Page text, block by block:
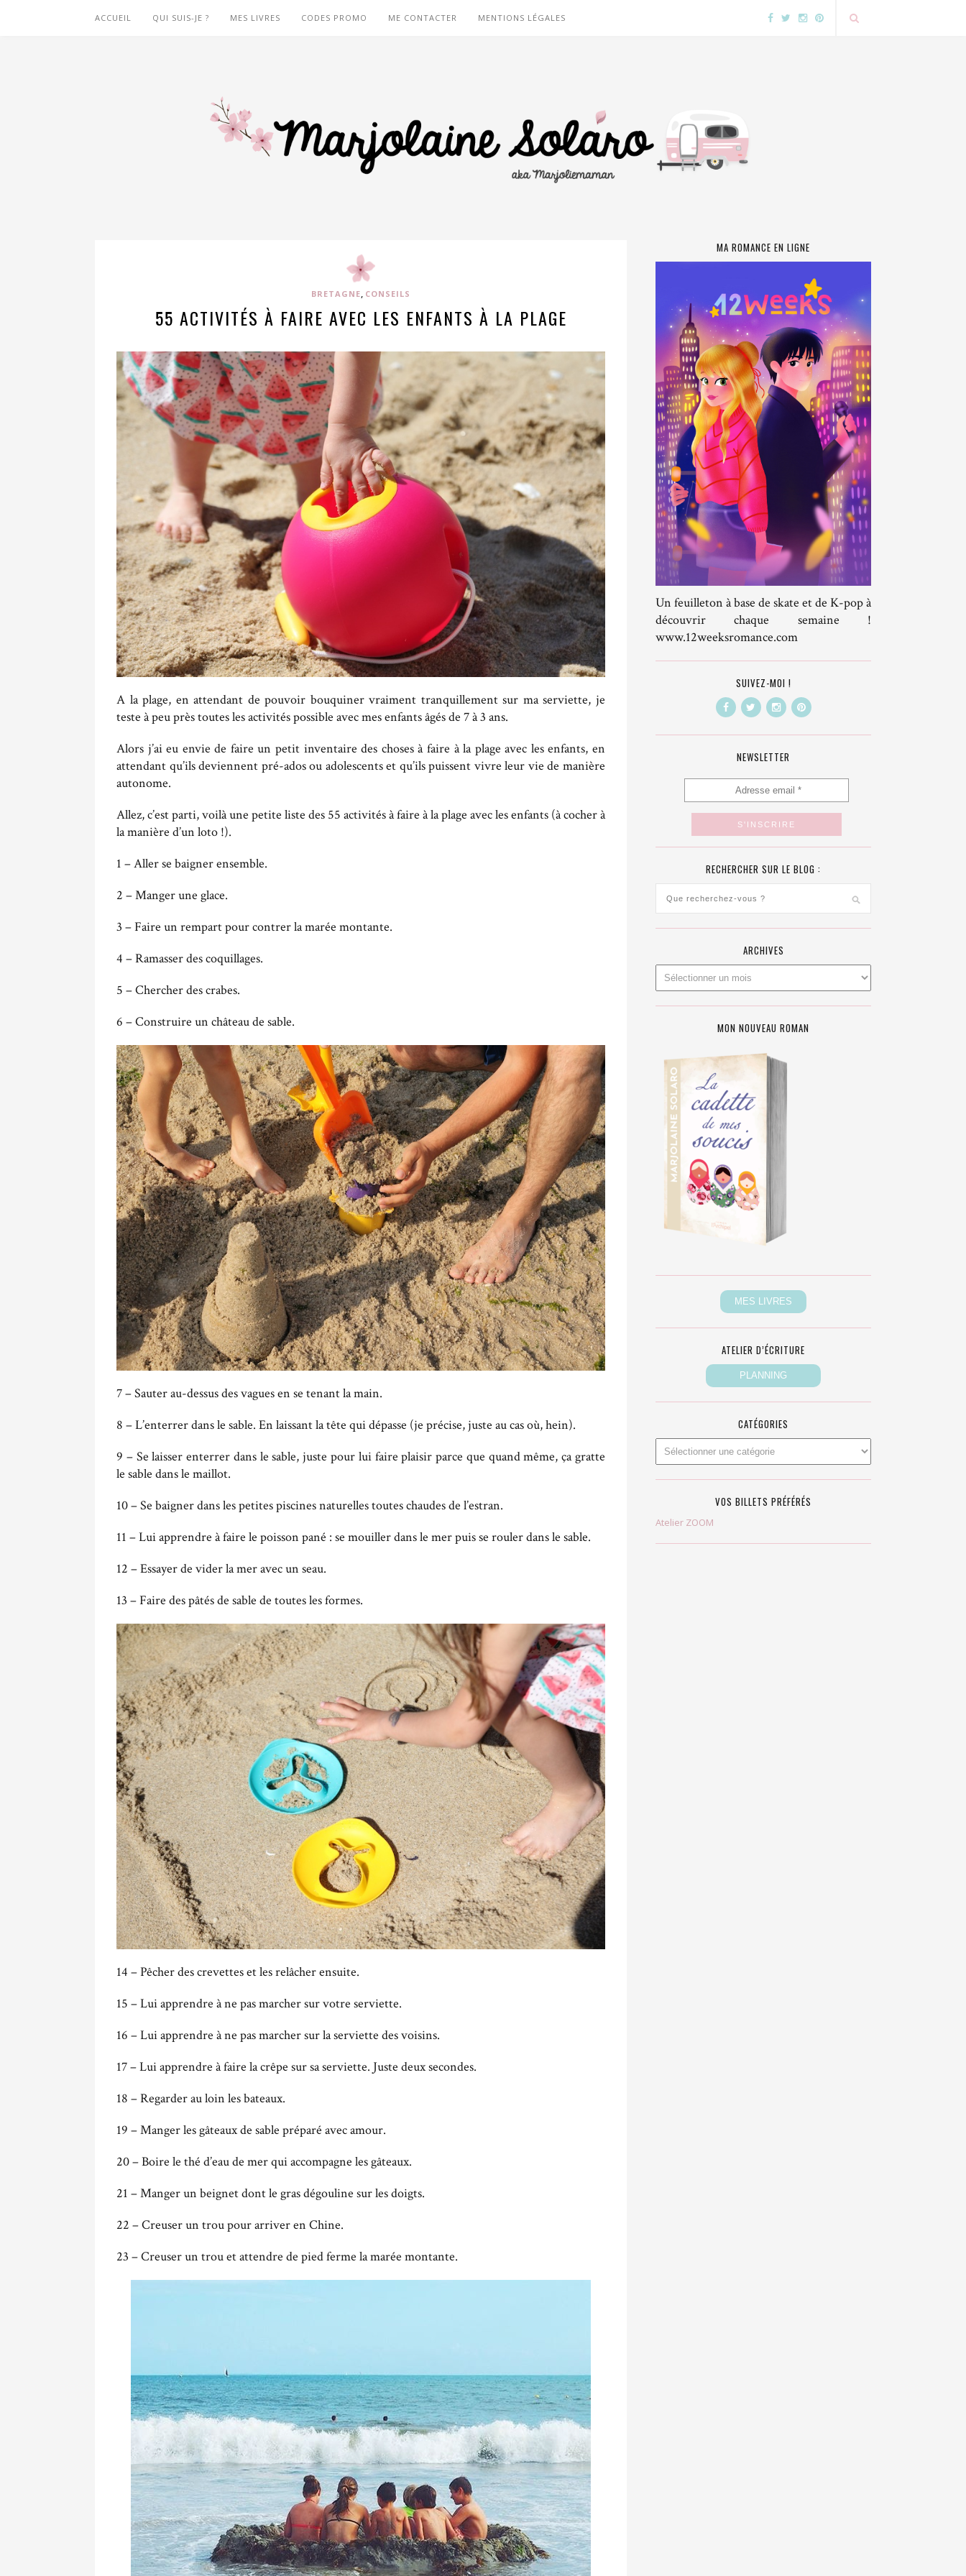
ACCUEIL QUI SUIS-JE ? MES LIVRES CODES PROMO ME CONTACTER MENTIONS LÉGALES
BRETAGNE, CONSEILS
55 ACTIVITÉS À FAIRE AVEC LES ENFANTS À LA PLAGE
A la plage, en attendant de pouvoir bouquiner vraiment tranquillement sur ma serviette, je
teste à peu près toutes les activités possible avec mes enfants âgés de 7 à 3 ans.
Alors j’ai eu envie de faire un petit inventaire des choses à faire à la plage avec les enfants, en
attendant qu’ils deviennent pré-ados ou adolescents et qu’ils puissent vivre leur vie de manière
autonome.
Allez, c’est parti, voilà une petite liste des 55 activités à faire à la plage avec les enfants (à cocher à
la manière d’un loto !).
1 – Aller se baigner ensemble.
2 – Manger une glace.
3 – Faire un rempart pour contrer la marée montante.
4 – Ramasser des coquillages.
5 – Chercher des crabes.
6 – Construire un château de sable.
7 – Sauter au-dessus des vagues en se tenant la main.
8 – L’enterrer dans le sable. En laissant la tête qui dépasse (je précise, juste au cas où, hein).
9 – Se laisser enterrer dans le sable, juste pour lui faire plaisir parce que quand même, ça gratte
le sable dans le maillot.
10 – Se baigner dans les petites piscines naturelles toutes chaudes de l’estran.
11 – Lui apprendre à faire le poisson pané : se mouiller dans le mer puis se rouler dans le sable.
12 – Essayer de vider la mer avec un seau.
13 – Faire des pâtés de sable de toutes les formes.
14 – Pêcher des crevettes et les relâcher ensuite.
15 – Lui apprendre à ne pas marcher sur votre serviette.
16 – Lui apprendre à ne pas marcher sur la serviette des voisins.
17 – Lui apprendre à faire la crêpe sur sa serviette. Juste deux secondes.
18 – Regarder au loin les bateaux.
19 – Manger les gâteaux de sable préparé avec amour.
20 – Boire le thé d’eau de mer qui accompagne les gâteaux.
21 – Manger un beignet dont le gras dégouline sur les doigts.
22 – Creuser un trou pour arriver en Chine.
23 – Creuser un trou et attendre de pied ferme la marée montante.
MA ROMANCE EN LIGNE
Un feuilleton à base de skate et de K-pop à
découvrir chaque semaine !
www.12weeksromance.com
SUIVEZ-MOI !
NEWSLETTER
RECHERCHER SUR LE BLOG :
ARCHIVES
MON NOUVEAU ROMAN
ATELIER D’ÉCRITURE
CATÉGORIES
VOS BILLETS PRÉFÉRÉS
Atelier ZOOM